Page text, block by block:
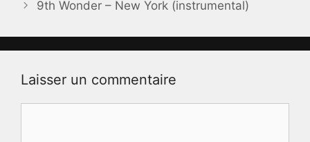
9th Wonder – New York (instrumental)
Laisser un commentaire